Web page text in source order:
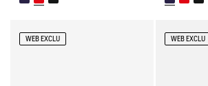
WEB EXCLU WEB EXCLU